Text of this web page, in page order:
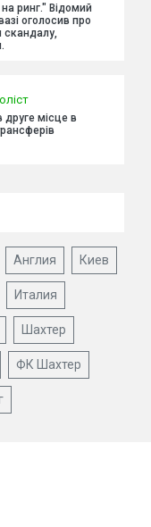
ринг." Відомий
оголосив про
скандалу,
місце в
Англия Киев
Италия
Шахтер
ФК Шахтер